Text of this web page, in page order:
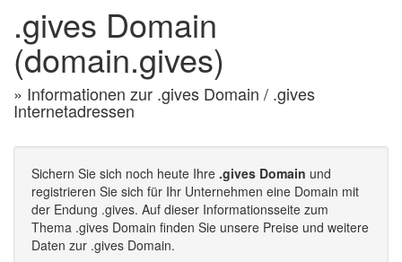
.gives Domain
(domain.gives)
» Informationen zur .gives Domain / .gives
Internetadressen
Sichern Sie sich noch heute Ihre .gives Domain und
registrieren Sie sich für Ihr Unternehmen eine Domain mit
der Endung .gives. Auf dieser Informationsseite zum
Thema .gives Domain finden Sie unsere Preise und weitere
Daten zur .gives Domain.